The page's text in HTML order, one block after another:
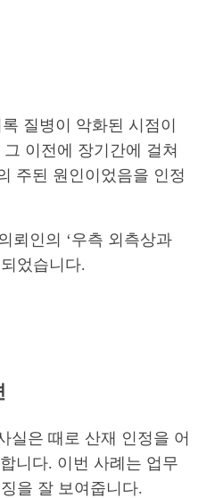
질병이 악화된 시점이
이전에 장기간에 걸쳐
주된 원인이었음을 인정
뢰인의 ‘우측 외측상과
었습니다.
실은 때로 산재 인정을 어
니다. 이번 사례는 업무
을 잘 보여줍니다.